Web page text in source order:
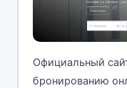
Официальный
бронированию